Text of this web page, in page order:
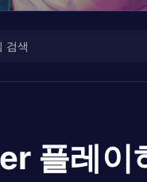
플레이